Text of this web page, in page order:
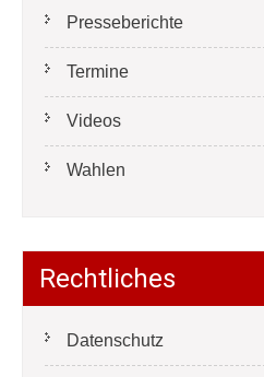
Presseberichte
Termine
Videos
Wahlen
Rechtliches
Datenschutz